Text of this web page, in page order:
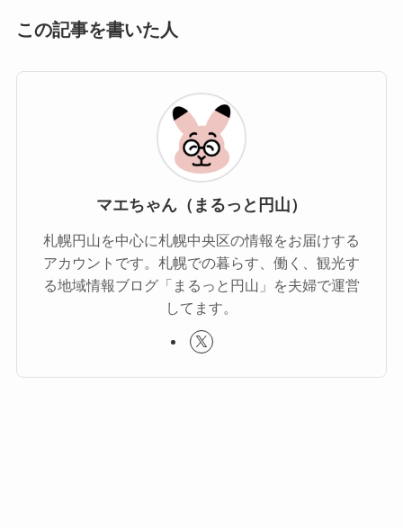
この記事を書いた人
マエちゃん（まるっと円山）
札幌円山を中心に札幌中央区の情報をお届けする
アカウントです。札幌での暮らす、働く、観光す
る地域情報ブログ「まるっと円山」を夫婦で運営
してます。